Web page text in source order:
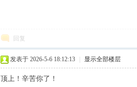
回复
发表于 2026-5-6 18:12:13 显示全部楼层
顶上！辛苦你了！